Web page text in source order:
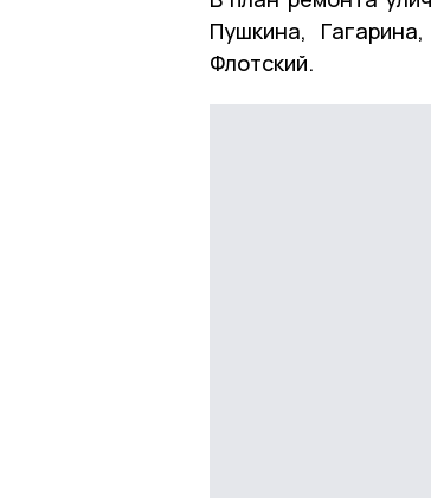
Пушкина,
Флотский.